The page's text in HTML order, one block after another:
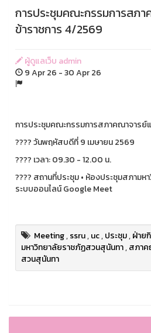
การประชุมคณะกรรมการสภ
ข้าราชการ 4/2569
ผู้ดูแลเว็บ admin
9 Apr 26 - 30 Apr 26
การประชุมคณะกรรมการสภาคณาจารย์
????️ วันพฤหัสบดีที่ 9 เมษายน 2569
???? เวลา: 09.30 - 12.00 น.
???? สถานที่ประชุม • ห้องประชุมสภามห
ระบบออนไลน์ Google Meet
Meeting,ssru,uc,ประชุม,ฝ่าย
มหาวิทยาลัยราชภัฏสวนสุนันทา,สภาค
สวนสุนันทา